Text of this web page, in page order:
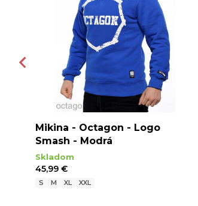
Mikina - Octagon - Logo
Smash - Modrá
Skladom
45,99 €
S M XL XXL